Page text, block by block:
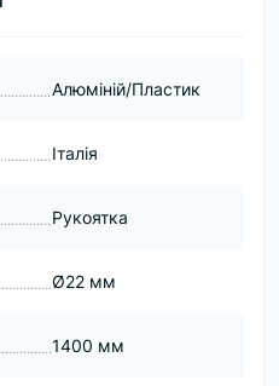
Алюміній/Пластик
Італія
Рукоятка
Ø22 мм
1400 мм